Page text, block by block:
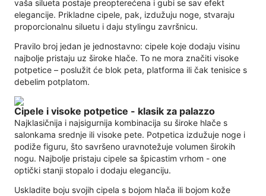
vaša silueta postaje preopterećena i gubi se sav efekt
elegancije. Prikladne cipele, pak, izdužuju noge, stvaraju
proporcionalnu siluetu i daju stylingu završnicu.
Pravilo broj jedan je jednostavno: cipele koje dodaju visinu
najbolje pristaju uz široke hlače. To ne mora značiti visoke
potpetice – poslužit će blok peta, platforma ili čak tenisice s
debelim potplatom.
Cipele i visoke potpetice - klasik za palazzo
Najklasičnija i najsigurnija kombinacija su široke hlače s
salonkama srednje ili visoke pete. Potpetica izdužuje noge i
podiže figuru, što savršeno uravnotežuje volumen širokih
nogu. Najbolje pristaju cipele sa špicastim vrhom - one
optički stanji stopalo i dodaju eleganciju.
Uskladite boju svojih cipela s bojom hlača ili bojom kože